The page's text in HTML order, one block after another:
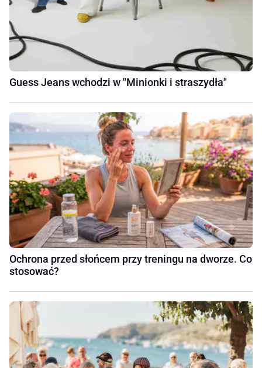
Guess Jeans wchodzi w "Minionki i straszydła"
Ochrona przed słońcem przy treningu na dworze. Co
stosować?